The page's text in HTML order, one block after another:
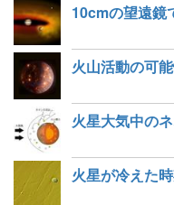
10cmの望遠鏡
火山活動の可
火星大気中の
火星が冷えた